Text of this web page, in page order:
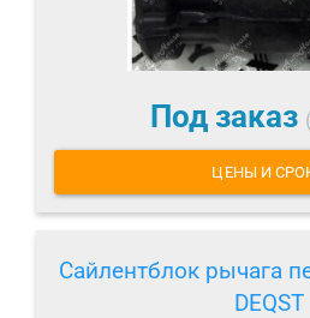
Под заказ (
ЦЕНЫ И
Сайлентблок рычага
DEQST